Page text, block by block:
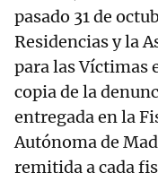
pasado 31 de
Residencias y la
para las Víctimas
copia de la
entregada en la
Autónoma de
remitida a cada